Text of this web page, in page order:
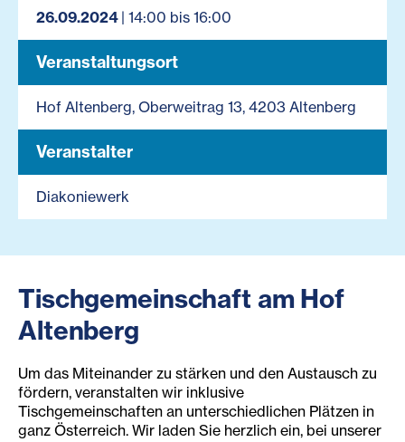
26.09.2024| 14:00 bis 16:00
Veranstaltungsort
Hof Altenberg, Oberweitrag 13, 4203 Altenberg
Veranstalter
Diakoniewerk
Tischgemeinschaft am Hof
Altenberg
Um das Miteinander zu stärken und den Austausch zu
fördern, veranstalten wir inklusive
Tischgemeinschaften an unterschiedlichen Plätzen in
ganz Österreich. Wir laden Sie herzlich ein, bei unserer